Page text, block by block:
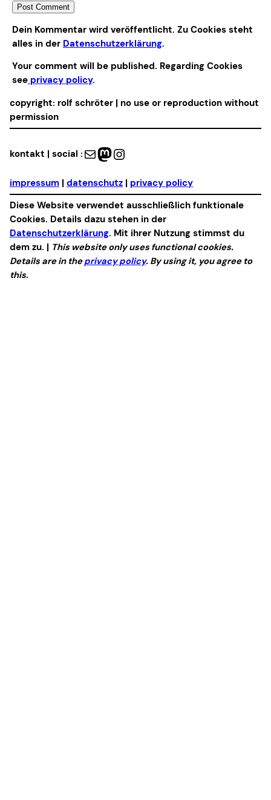
Alternative:
Dein Kommentar wird veröffentlicht. Zu Cookies steht
alles in der Datenschutzerklärung.
Your comment will be published. Regarding Cookies
see privacy policy.
copyright: rolf schröter | no use or reproduction without
permission
kontakt | social : Mail Mastodon Instagram
impressum | datenschutz | privacy policy
Diese Website verwendet ausschließlich funktionale
Cookies. Details dazu stehen in der
Datenschutzerklärung. Mit ihrer Nutzung stimmst du
dem zu. | This website only uses functional cookies.
Details are in theprivacy policy. By using it, you agree to
this.